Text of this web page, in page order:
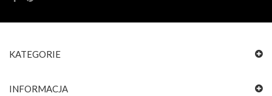
KATEGORIE
INFORMACJA